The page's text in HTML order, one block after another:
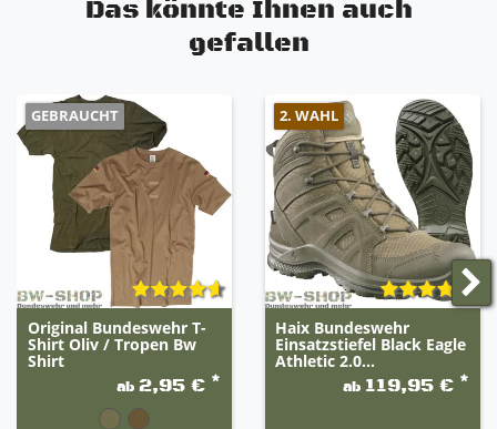
Nicht kreidend
Das könnte Ihnen auch
gefallen
GEBRAUCHT
Original Bundeswehr T-
Shirt Oliv / Tropen Bw
Shirt
ab 2,95 € *
2. WAHL
Haix Bundeswehr
Einsatzstiefel Black Eagle
Athletic 2.0...
ab 119,95 € *